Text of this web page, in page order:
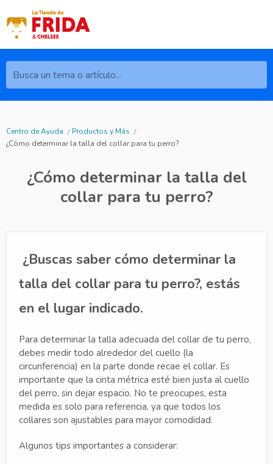
Busca un tema o artículo...
Centro de Ayuda
Productos y Más
¿Cómo determinar la talla del collar para tu perro?
¿Cómo determinar la talla del
collar para tu perro?
¿Buscas saber cómo determinar la
talla del collar para tu perro?, estás
en el lugar indicado.
Para determinar la talla adecuada del collar de tu perro,
debes medir todo alrededor del cuello (la
circunferencia) en la parte donde recae el collar. Es
importante que la cinta métrica esté bien justa al cuello
del perro, sin dejar espacio. No te preocupes, esta
medida es solo para referencia, ya que todos los
collares son ajustables para mayor comodidad.
Algunos tips importantes a considerar: